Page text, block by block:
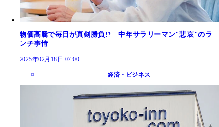
物価高騰で毎日が真剣勝負!? 中年サラリーマン"悲哀"のラ
ンチ事情
2025年02月18日 07:00
経済・ビジネス